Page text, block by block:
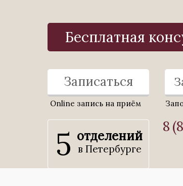
Бесплатная
Записаться
Online запись на приём
5 отделений
в Петербурге
8